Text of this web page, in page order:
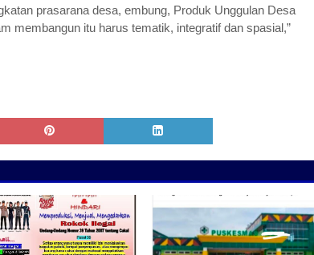
prasarana desa, embung, Produk Unggulan Desa
membangun itu harus tematik, integratif dan spasial,”